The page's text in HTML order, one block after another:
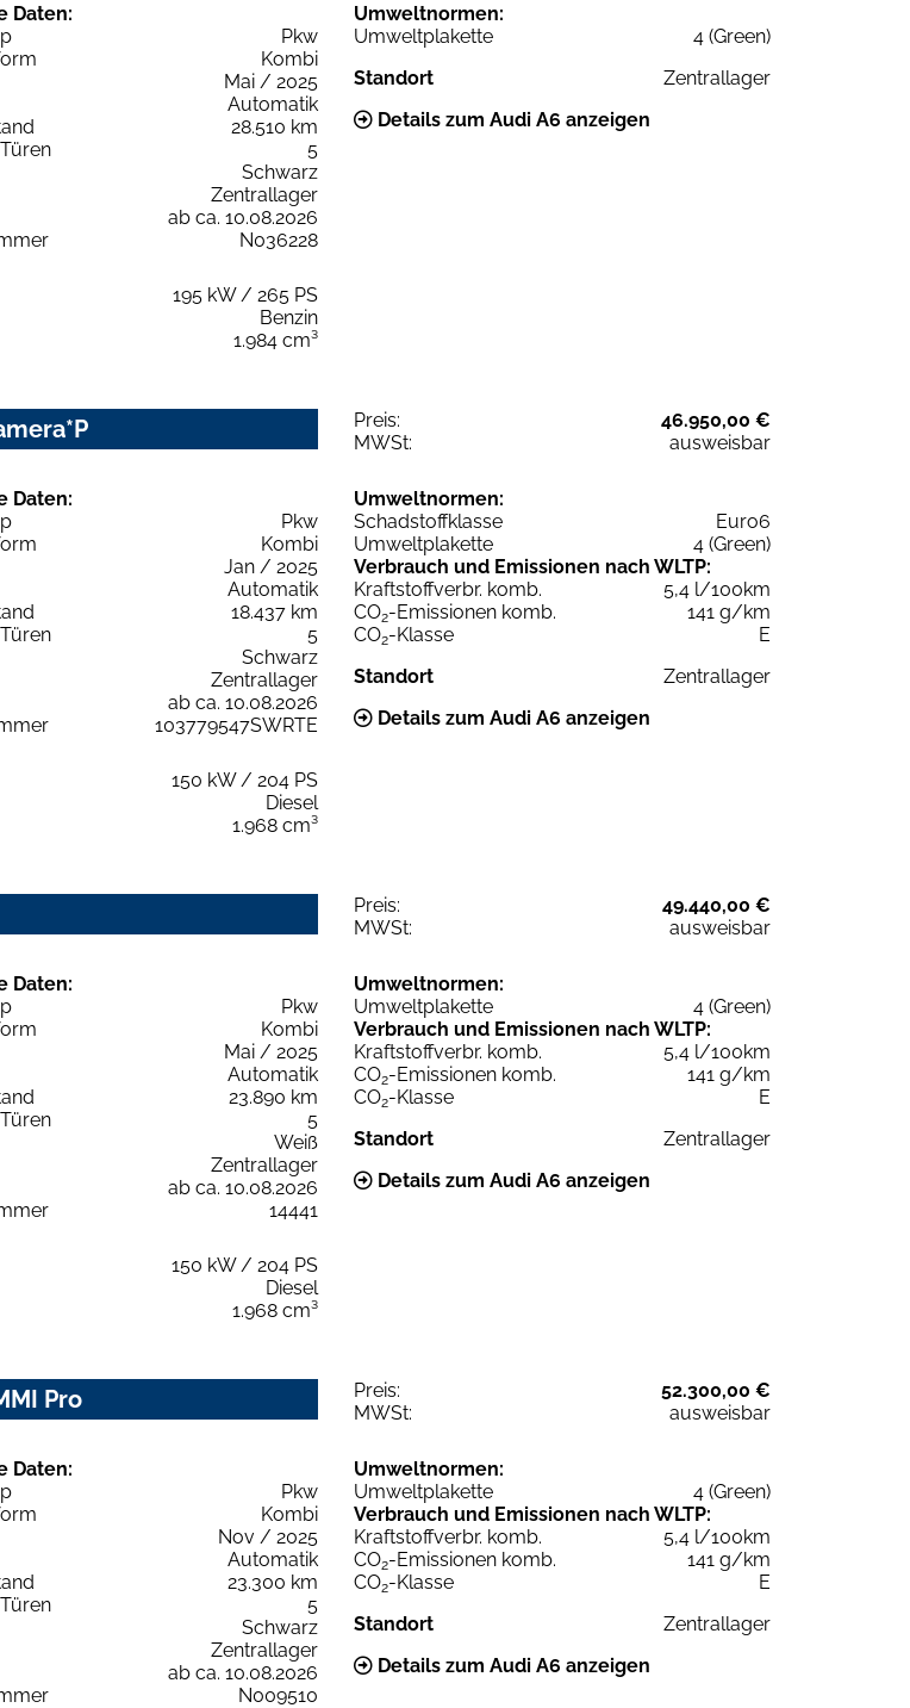
Daten:
Pkw
Kombi
Mai / 2025
Automatik
28.510 km
5
Schwarz
Zentrallager
ab ca. 10.08.2026
N036228
195 kW / 265 PS
Benzin
1.984 cm³
Umweltnormen:
Umweltplakette
4 (Green)
Standort
Zentrallager
Details zum Audi A6 anzeigen
Preis:
46.950,00 €
MWSt:
ausweisbar
Daten:
Pkw
Kombi
Jan / 2025
Automatik
18.437 km
5
Schwarz
Zentrallager
ab ca. 10.08.2026
103779547SWRTE
150 kW / 204 PS
Diesel
1.968 cm³
Umweltnormen:
Schadstoffklasse
Euro6
Umweltplakette
4 (Green)
Verbrauch und Emissionen nach WLTP:
Kraftstoffverbr. komb.
5,4 l/100km
CO2-Emissionen komb.
141 g/km
CO2-Klasse
E
Standort
Zentrallager
Details zum Audi A6 anzeigen
Preis:
49.440,00 €
MWSt:
ausweisbar
Daten:
Pkw
Kombi
Mai / 2025
Automatik
23.890 km
5
Weiß
Zentrallager
ab ca. 10.08.2026
14441
150 kW / 204 PS
Diesel
1.968 cm³
Umweltnormen:
Umweltplakette
4 (Green)
Verbrauch und Emissionen nach WLTP:
Kraftstoffverbr. komb.
5,4 l/100km
CO2-Emissionen komb.
141 g/km
CO2-Klasse
E
Standort
Zentrallager
Details zum Audi A6 anzeigen
Pro Preis:
52.300,00 €
MWSt:
ausweisbar
Daten:
Pkw
Kombi
Nov / 2025
Automatik
23.300 km
5
Schwarz
Zentrallager
ab ca. 10.08.2026
N009510
Umweltnormen:
Umweltplakette
4 (Green)
Verbrauch und Emissionen nach WLTP:
Kraftstoffverbr. komb.
5,4 l/100km
CO2-Emissionen komb.
141 g/km
CO2-Klasse
E
Standort
Zentrallager
Details zum Audi A6 anzeigen